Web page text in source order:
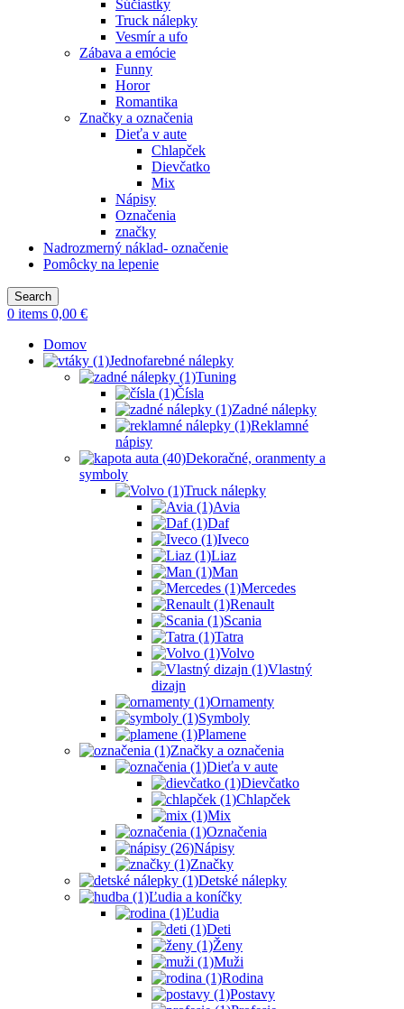
Súčiastky
Truck nálepky
Vesmír a ufo
Zábava a emócie
Funny
Horor
Romantika
Značky a označenia
Dieťa v aute
Chlapček
Dievčatko
Mix
Nápisy
Označenia
značky
Nadrozmerný náklad- označenie
Pomôcky na lepenie
Search
0 items 0,00 €
Domov
Jednofarebné nálepky
Tuning
Čísla
Zadné nálepky
Reklamné
nápisy
Dekoračné, oranmenty a
symboly
Truck nálepky
Avia
Daf
Iveco
Liaz
Man
Mercedes
Renault
Scania
Tatra
Volvo
Vlastný
dizajn
Ornamenty
Symboly
Plamene
Značky a označenia
Dieťa v aute
Dievčatko
Chlapček
Mix
Označenia
Nápisy
Značky
Detské nálepky
Ľudia a koníčky
Ľudia
Deti
Ženy
Muži
Rodina
Postavy